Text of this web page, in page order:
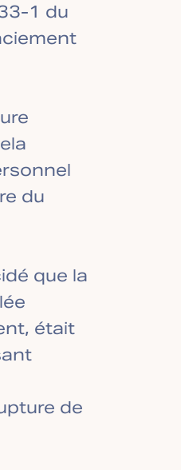
1 du
du
que la
était
de